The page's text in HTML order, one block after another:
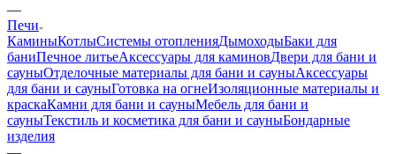
—
Печи
КаминыКотлыСистемы отопленияДымоходыБаки для
баниПечное литьеАксессуары для каминовДвери для бани и
сауныОтделочные материалы для бани и сауныАксессуары
для бани и сауныГотовка на огнеИзоляционные материалы и
краскаКамни для бани и сауныМебель для бани и
сауныТекстиль и косметика для бани и сауныБондарные
изделия